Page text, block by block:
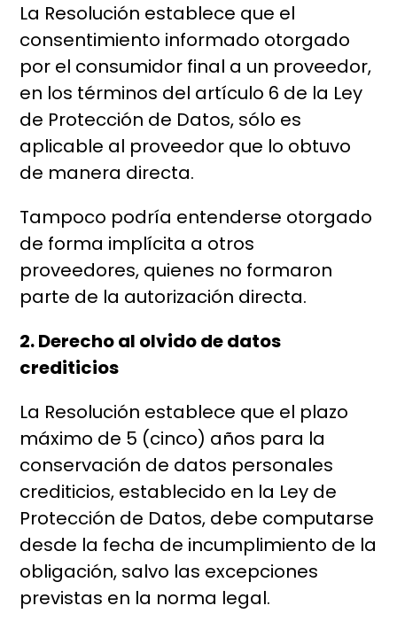
La Resolución establece que el
consentimiento informado otorgado
por el consumidor final a un proveedor,
en los términos del artículo 6 de la Ley
de Protección de Datos, sólo es
aplicable al proveedor que lo obtuvo
de manera directa.
Tampoco podría entenderse otorgado
de forma implícita a otros
proveedores, quienes no formaron
parte de la autorización directa.
2. Derecho al olvido de datos
crediticios
La Resolución establece que el plazo
máximo de 5 (cinco) años para la
conservación de datos personales
crediticios, establecido en la Ley de
Protección de Datos, debe computarse
desde la fecha de incumplimiento de la
obligación, salvo las excepciones
previstas en la norma legal.